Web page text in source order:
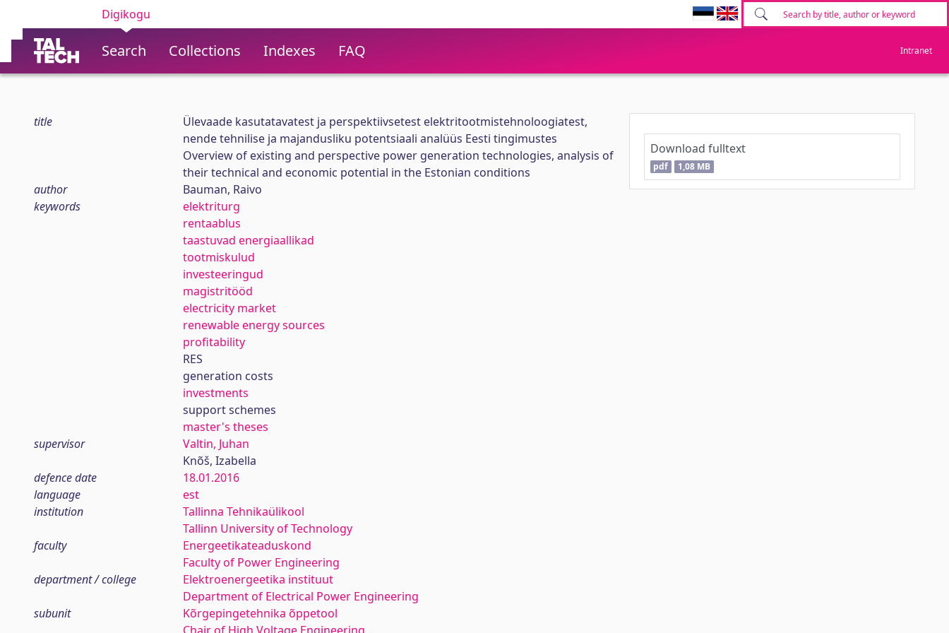
Digikogu
Search Collections Indexes FAQ Intranet
title
Ülevaade kasutatavatest ja perspektiivsetest elektritootmistehnoloogiatest,
nende tehnilise ja majandusliku potentsiaali analüüs Eesti tingimustes
Overview of existing and perspective power generation technologies, analysis of
their technical and economic potential in the Estonian conditions
author
Bauman, Raivo
keywords
elektriturg
rentaablus
taastuvad energiaallikad
tootmiskulud
investeeringud
magistritööd
electricity market
renewable energy sources
profitability
RES
generation costs
investments
support schemes
master's theses
supervisor
Valtin, Juhan
Knõš, Izabella
defence date
18.01.2016
language
est
institution
Tallinna Tehnikaülikool
Tallinn University of Technology
faculty
Energeetikateaduskond
Faculty of Power Engineering
department / college
Elektroenergeetika instituut
Department of Electrical Power Engineering
subunit
Kõrgepingetehnika õppetool
Download fulltext
pdf 1,08 MB